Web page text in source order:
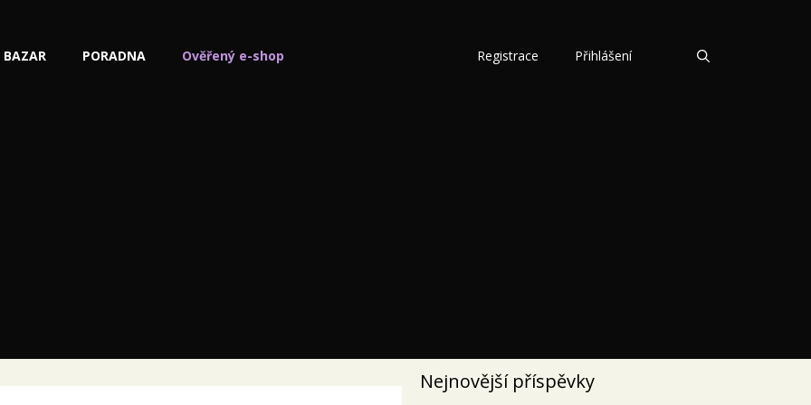
BAZAR PORADNA Ověřený e-shop Registrace Přihlášení
Nejnovější příspěvky